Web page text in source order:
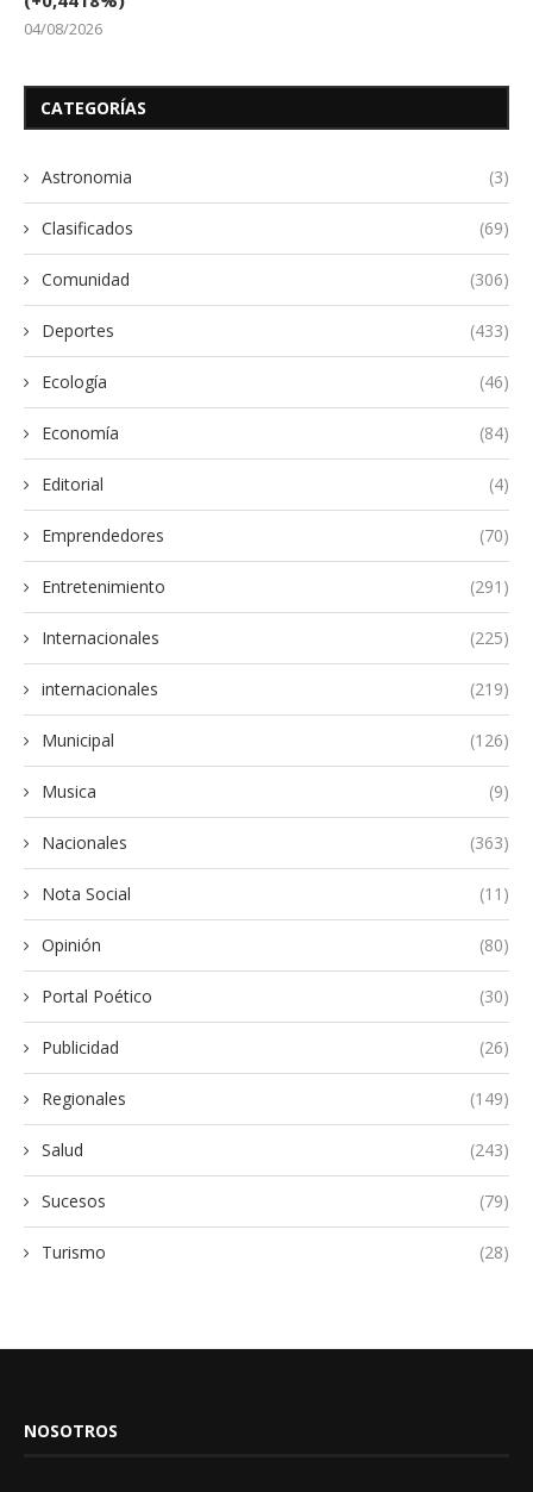
04/08/2026
CATEGORÍAS
Astronomia (3)
Clasificados (69)
Comunidad (306)
Deportes (433)
Ecología (46)
Economía (84)
Editorial (4)
Emprendedores (70)
Entretenimiento (291)
Internacionales (225)
internacionales (219)
Municipal (126)
Musica (9)
Nacionales (363)
Nota Social (11)
Opinión (80)
Portal Poético (30)
Publicidad (26)
Regionales (149)
Salud (243)
Sucesos (79)
Turismo (28)
NOSOTROS